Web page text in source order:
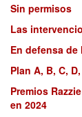
Sin permisos
Las
En defensa de
Plan A, B, C,
Premios
en 2024